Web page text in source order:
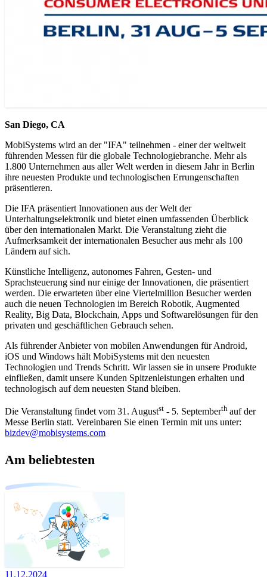
San Diego, CA
MobiSystems wird an der "IFA" teilnehmen - einer der weltweit
führenden Messen für die globale Technologiebranche. Mehr als
1.800 Unternehmen aus aller Welt werden in diesem Jahr in Berlin
ihre neuesten Produkte und technologischen Errungenschaften
präsentieren.
Die IFA präsentiert Innovationen aus der Welt der
Unterhaltungselektronik und bietet einen umfassenden Überblick
über den internationalen Markt. Die Veranstaltung zieht die
Aufmerksamkeit der internationalen Besucher aus mehr als 100
Ländern auf sich.
Künstliche Intelligenz, autonomes Fahren, Gesten- und
Sprachsteuerung sind nur einige der Innovationen, die präsentiert
werden. Die erwarteten über eine Viertelmillion Besucher werden
auch die neuen Technologien im Bereich Robotik, Augmented
Reality, Big Data, Blockchain, Apps und Softwarelösungen für den
privaten und geschäftlichen Gebrauch sehen.
Als führender Anbieter von mobilen Anwendungen für Android,
iOS und Windows hält MobiSystems mit den neuesten
Technologien und Trends Schritt. Wir lassen sie in unsere Produkte
einfließen, damit unsere Kunden Spitzenleistungen erhalten und
technologisch auf dem neuesten Stand bleiben.
Die Veranstaltung findet vom 31. Augustst - 5. Septemberth auf der
Messe Berlin statt. Vereinbaren Sie einen Termin mit uns unter:
bizdev@mobisystems.com
Am beliebtesten
11.12.2024